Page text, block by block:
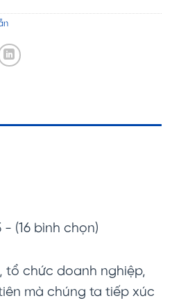
- (16 bình chọn)
tổ chức doanh nghiệp,
mà chúng ta tiếp xúc